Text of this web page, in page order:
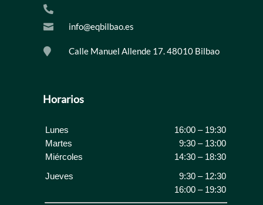


info@eqbilbao.es
 Calle Manuel Allende 17. 48010 Bilbao
Horarios
Lunes
16:00 – 19:30
Martes
9:30 – 13:00
Miércoles
14:30 – 18:30
Jueves
9:30 – 12:30
16:00 – 19:30